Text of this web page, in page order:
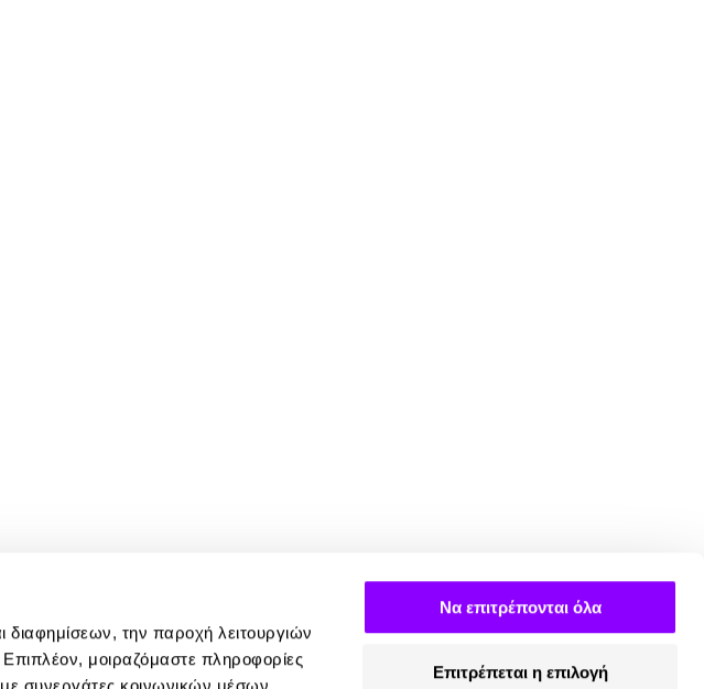
διαφημίσεων, την παροχή λειτουργιών
μοιραζόμαστε πληροφορίες
Να επιτρέπονται όλα
Επιτρέπεται η επιλογή